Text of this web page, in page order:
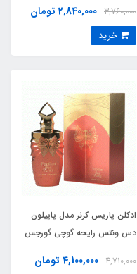
3,760,000 2,840,000 تومان
ادکلن پاریس کرنر مدل پاپیلون
دس ونتس رایحه گوچی گورجس
VENTS) Flora Gorgeous
4,710,000 4,100,000 تومان